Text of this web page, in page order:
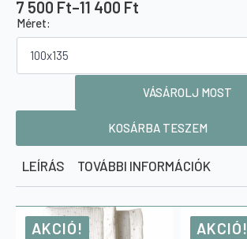
7 500 Ft–11 400 Ft
Ártartomány:
7
500 Ft
-
400 Ft
Méret:
-
VÁSÁROLJ MOST
KOSÁRBA TESZEM
LEÍRÁS TOVÁBBI INFORMÁCIÓK
AKCIÓ! AKCIÓ!